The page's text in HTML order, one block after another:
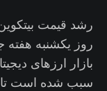
روز یکشنبه
بازار ارزهای
سبب شده است تا